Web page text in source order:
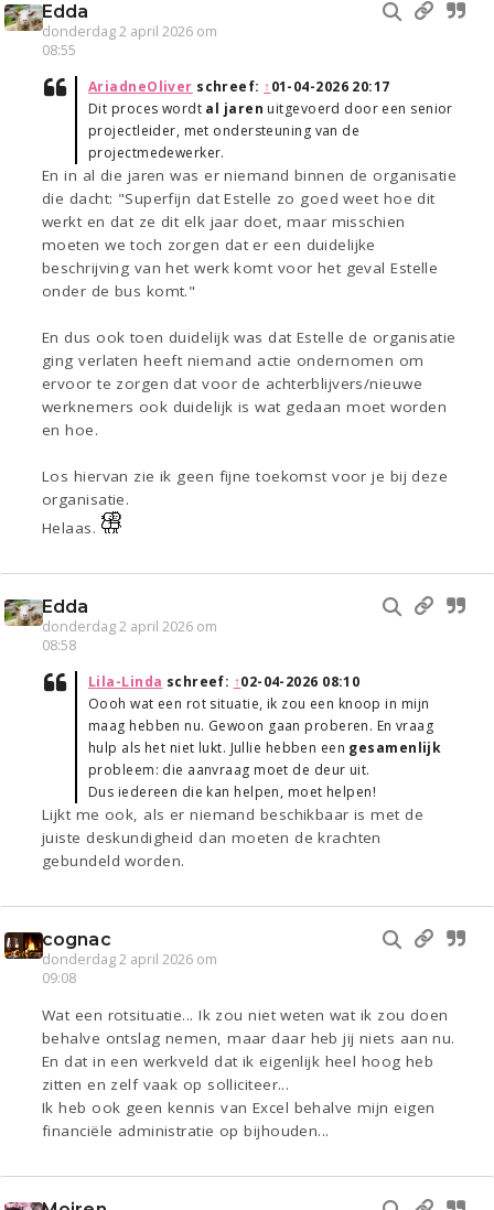
Edda
donderdag 2 april 2026 om
08:55
AriadneOliver schreef: ↑01-04-2026 20:17
Dit proces wordt al jaren uitgevoerd door een senior
projectleider, met ondersteuning van de
projectmedewerker.
En in al die jaren was er niemand binnen de organisatie
die dacht: "Superfijn dat Estelle zo goed weet hoe dit
werkt en dat ze dit elk jaar doet, maar misschien
moeten we toch zorgen dat er een duidelijke
beschrijving van het werk komt voor het geval Estelle
onder de bus komt."
En dus ook toen duidelijk was dat Estelle de organisatie
ging verlaten heeft niemand actie ondernomen om
ervoor te zorgen dat voor de achterblijvers/nieuwe
werknemers ook duidelijk is wat gedaan moet worden
en hoe.
Los hiervan zie ik geen fijne toekomst voor je bij deze
organisatie.
Helaas.
Edda
donderdag 2 april 2026 om
08:58
Lila-Linda schreef: ↑02-04-2026 08:10
Oooh wat een rot situatie, ik zou een knoop in mijn
maag hebben nu. Gewoon gaan proberen. En vraag
hulp als het niet lukt. Jullie hebben een gesamenlijk
probleem: die aanvraag moet de deur uit.
Dus iedereen die kan helpen, moet helpen!
Lijkt me ook, als er niemand beschikbaar is met de
juiste deskundigheid dan moeten de krachten
gebundeld worden.
cognac
donderdag 2 april 2026 om
09:08
Wat een rotsituatie... Ik zou niet weten wat ik zou doen
behalve ontslag nemen, maar daar heb jij niets aan nu.
En dat in een werkveld dat ik eigenlijk heel hoog heb
zitten en zelf vaak op solliciteer...
Ik heb ook geen kennis van Excel behalve mijn eigen
financiële administratie op bijhouden...